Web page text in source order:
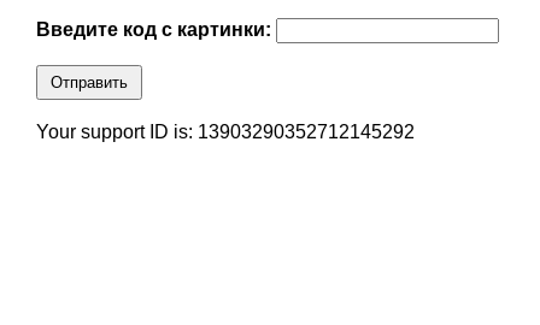
Введите код с картинки:
Отправить
Your support ID is: 13903290352712145292